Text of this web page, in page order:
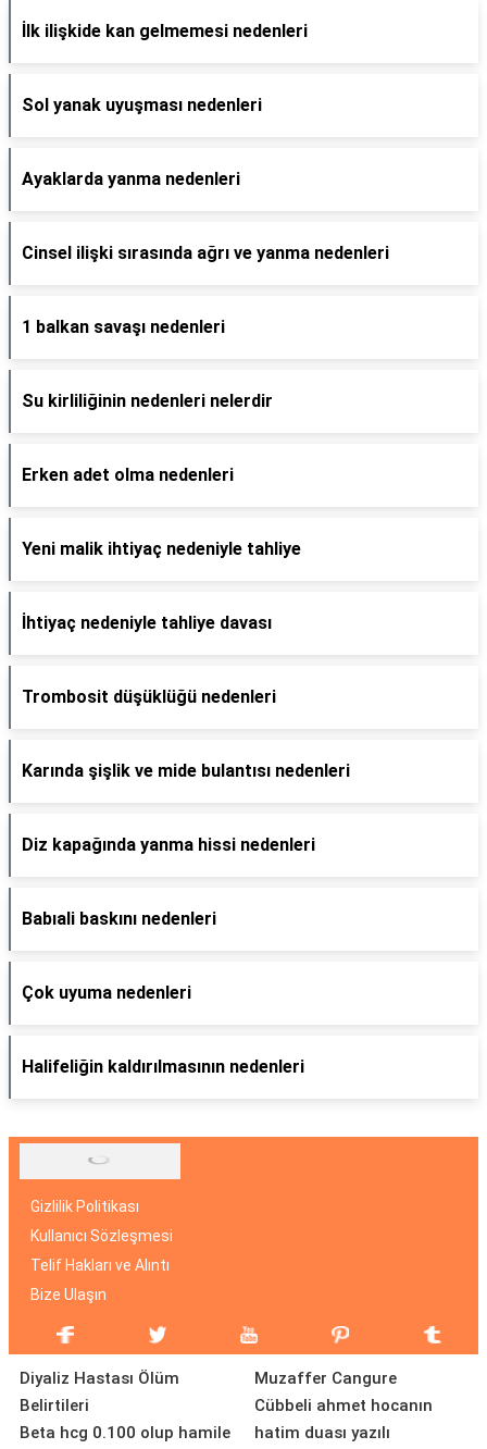
İlk ilişkide kan gelmemesi nedenleri
Sol yanak uyuşması nedenleri
Ayaklarda yanma nedenleri
Cinsel ilişki sırasında ağrı ve yanma nedenleri
1 balkan savaşı nedenleri
Su kirliliğinin nedenleri nelerdir
Erken adet olma nedenleri
Yeni malik ihtiyaç nedeniyle tahliye
İhtiyaç nedeniyle tahliye davası
Trombosit düşüklüğü nedenleri
Karında şişlik ve mide bulantısı nedenleri
Diz kapağında yanma hissi nedenleri
Babıali baskını nedenleri
Çok uyuma nedenleri
Halifeliğin kaldırılmasının nedenleri
Gizlilik Politikası
Kullanıcı Sözleşmesi
Telif Hakları ve Alıntı
Bize Ulaşın
Diyaliz Hastası Ölüm
Belirtileri
Beta hcg 0.100 olup hamile
Muzaffer Cangure
Cübbeli ahmet hocanın
hatim duası yazılı